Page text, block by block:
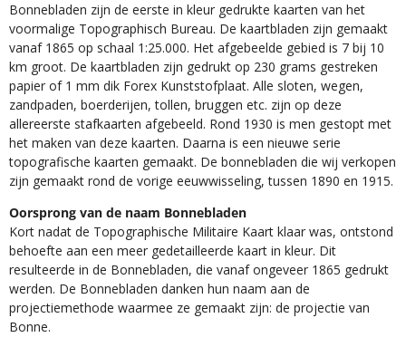
Bonnebladen zijn de eerste in kleur gedrukte kaarten van het
voormalige Topographisch Bureau. De kaartbladen zijn gemaakt
vanaf 1865 op schaal 1:25.000. Het afgebeelde gebied is 7 bij 10
km groot. De kaartbladen zijn gedrukt op 230 grams gestreken
papier of 1 mm dik Forex Kunststofplaat. Alle sloten, wegen,
zandpaden, boerderijen, tollen, bruggen etc. zijn op deze
allereerste stafkaarten afgebeeld. Rond 1930 is men gestopt met
het maken van deze kaarten. Daarna is een nieuwe serie
topografische kaarten gemaakt. De bonnebladen die wij verkopen
zijn gemaakt rond de vorige eeuwwisseling, tussen 1890 en 1915.
Oorsprong van de naam Bonnebladen
Kort nadat de Topographische Militaire Kaart klaar was, ontstond
behoefte aan een meer gedetailleerde kaart in kleur. Dit
resulteerde in de Bonnebladen, die vanaf ongeveer 1865 gedrukt
werden. De Bonnebladen danken hun naam aan de
projectiemethode waarmee ze gemaakt zijn: de projectie van
Bonne.